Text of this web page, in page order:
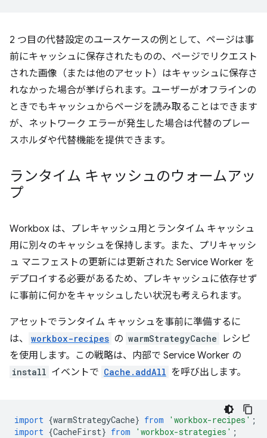
2 つ目の代替設定のユースケースの例として、ページは事
前にキャッシュに保存されたものの、ページでリクエスト
された画像（または他のアセット）はキャッシュに保存さ
れなかった場合が挙げられます。ユーザーがオフラインの
ときでもキャッシュからページを読み取ることはできます
が、ネットワーク エラーが発生した場合は代替のプレー
スホルダや代替機能を提供できます。
ランタイム キャッシュのウォームアッ
プ
Workbox は、プレキャッシュ用とランタイム キャッシュ
用に別々のキャッシュを保持します。また、プリキャッシ
ュ マニフェストの更新には更新された Service Worker を
デプロイする必要があるため、プレキャッシュに依存せず
に事前に何かをキャッシュしたい状況も考えられます。
アセットでランタイム キャッシュを事前に準備するに
は、
workbox-recipes の warmStrategyCache
レシピ
を使用します。この戦略は、内部で Service Worker の
install イベントで Cache.addAll を呼び出します。
import {warmStrategyCache} from 'workbox-recipes' ;
import {CacheFirst} from 'workbox-strategies' ;